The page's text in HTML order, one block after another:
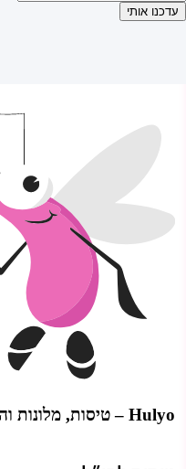
עדכנו אותי
Hulyo – טיסות, מלונות והופעות בישראל ברגע האחרון